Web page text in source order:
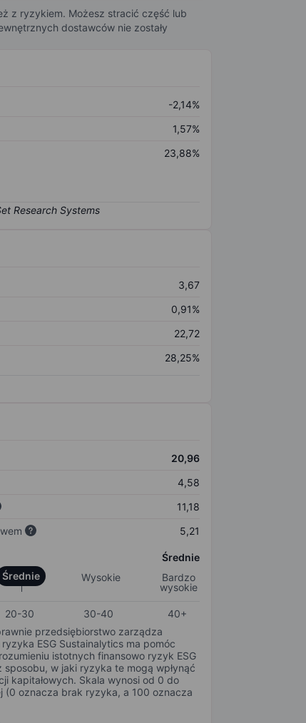
z ryzykiem. Możesz stracić część lub
dostawców nie zostały
-2,14%
1,57%
23,88%
3,67
0,91%
22,72
28,25%
20,96
4,58
11,18
5,21
Średnie
Średnie Wysokie
Bardzo
wysokie
20-30 30-40
40+
przedsiębiorstwo zarządza
ESG Sustainalytics ma pomóc
istotnych finansowo ryzyk ESG
w jaki ryzyka te mogą wpłynąć
kapitałowych. Skala wynosi od 0 do
(0 oznacza brak ryzyka, a 100 oznacza